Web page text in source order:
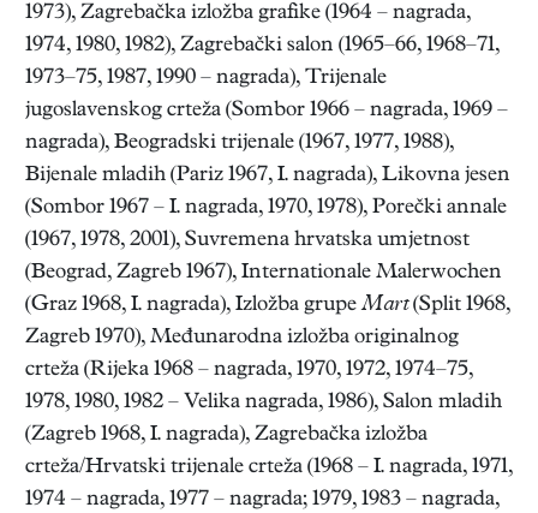
1973), Zagrebačka izložba grafike (1964 – nagrada,
1974, 1980, 1982), Zagrebački salon (1965–66, 1968–71,
1973–75, 1987, 1990 – nagrada), Trijenale
jugoslavenskog crteža (Sombor 1966 – nagrada, 1969 –
nagrada), Beogradski trijenale (1967, 1977, 1988),
Bijenale mladih (Pariz 1967, I. nagrada), Likovna jesen
(Sombor 1967 – I. nagrada, 1970, 1978), Porečki annale
(1967, 1978, 2001), Suvremena hrvatska umjetnost
(Beograd, Zagreb 1967), Internationale Malerwochen
(Graz 1968, I. nagrada), Izložba grupeMart(Split 1968,
Zagreb 1970), Međunarodna izložba originalnog
crteža (Rijeka 1968 – nagrada, 1970, 1972, 1974–75,
1978, 1980, 1982 – Velika nagrada, 1986), Salon mladih
(Zagreb 1968, I. nagrada), Zagrebačka izložba
crteža/Hrvatski trijenale crteža (1968 – I. nagrada, 1971,
1974 – nagrada, 1977 – nagrada; 1979, 1983 – nagrada,